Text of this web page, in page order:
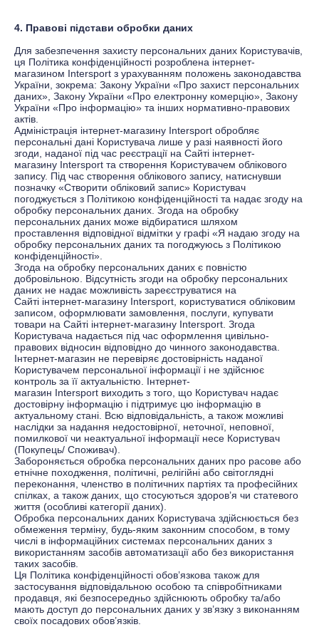
4. Правові підстави обробки даних
Для забезпечення захисту персональних даних Користувачів,
ця Політика конфіденційності розроблена інтернет-
магазином Іntersport з урахуванням положень законодавства
України, зокрема: Закону України «Про захист персональних
даних», Закону України «Про електронну комерцію», Закону
України «Про інформацію» та інших нормативно-правових
актів.
Адміністрація інтернет-магазину Іntersport обробляє
персональні дані Користувача лише у разі наявності його
згоди, наданої під час реєстрації на Сайті інтернет-
магазину Іntersport та створення Користувачем облікового
запису. Під час створення облікового запису, натиснувши
позначку «Створити обліковий запис» Користувач
погоджується з Політикою конфіденційності та надає згоду на
обробку персональних даних. Згода на обробку
персональних даних може відбиратися шляхом
проставлення відповідної відмітки у графі «Я надаю згоду на
обробку персональних даних та погоджуюсь з Політикою
конфіденційності».
Згода на обробку персональних даних є повністю
добровільною. Відсутність згоди на обробку персональних
даних не надає можливість зареєструватися на
Сайті інтернет-магазину Іntersport , користуватися обліковим
записом, оформлювати замовлення, послуги, купувати
товари на Сайті інтернет-магазину Іntersport . Згода
Користувача надається під час оформлення цивільно-
правових відносин відповідно до чинного законодавства.
Інтернет-магазин не перевіряє достовірність наданої
Користувачем персональної інформації і не здійснює
контроль за її актуальністю. Інтернет-
магазин Іntersport виходить з того, що Користувач надає
достовірну інформацію і підтримує цю інформацію в
актуальному стані. Всю відповідальність, а також можливі
наслідки за надання недостовірної, неточної, неповної,
помилкової чи неактуальної інформації несе Користувач
(Покупець/ Споживач).
Забороняється обробка персональних даних про расове або
етнічне походження, політичні, релігійні або світоглядні
переконання, членство в політичних партіях та професійних
спілках, а також даних, що стосуються здоров’я чи статевого
життя (особливі категорії даних).
Обробка персональних даних Користувача здійснюється без
обмеження терміну, будь-яким законним способом, в тому
числі в інформаційних системах персональних даних з
використанням засобів автоматизації або без використання
таких засобів.
Ця Політика конфіденційності обов’язкова також для
застосування відповідальною особою та співробітниками
продавця, які безпосередньо здійснюють обробку та/або
мають доступ до персональних даних у зв’язку з виконанням
своїх посадових обов’язків.